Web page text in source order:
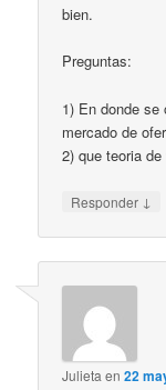
bien.
Preguntas:
1) En donde se
mercado de
2) que teoria
Responder ↓
Julieta en22